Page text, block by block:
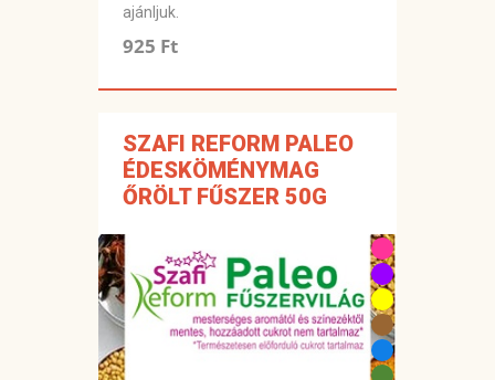
ajánljuk.
925 Ft
SZAFI REFORM PALEO
ÉDESKÖMÉNYMAG
ŐRÖLT FŰSZER 50G